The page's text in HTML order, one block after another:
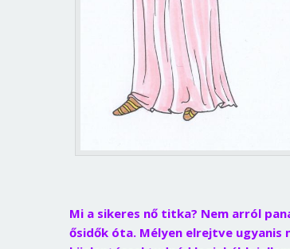
Mi a sikeres nő titka? Nem arról
ősidők óta. Mélyen elrejtve ugyanis